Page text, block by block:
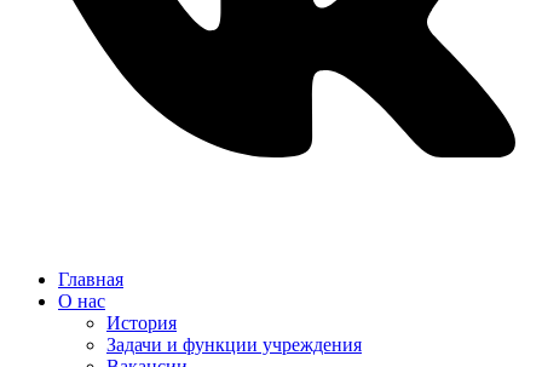
Главная
О нас
История
Задачи и функции учреждения